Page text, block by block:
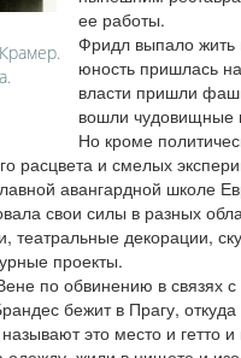
ее работы.
Фридл выпало жить
юность пришлась
власти пришли
вошли чудовищные
Но кроме
расцвета и смелых
авангардной школе
свои силы в разных
театральные декорации,
проекты.
по обвинению в связях
бежит в Прагу, откуда
это место и гетто